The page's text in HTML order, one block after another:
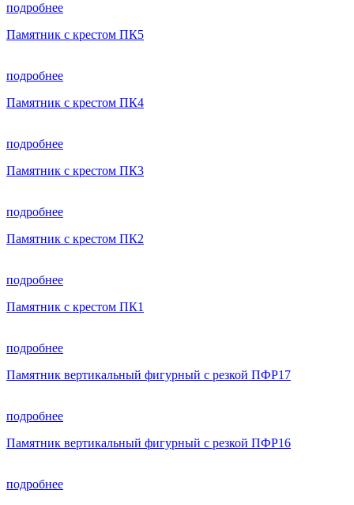
подробнее
Памятник с крестом ПК5
подробнее
Памятник с крестом ПК4
подробнее
Памятник с крестом ПК3
подробнее
Памятник с крестом ПК2
подробнее
Памятник с крестом ПК1
подробнее
Памятник вертикальный фигурный с резкой ПФР17
подробнее
Памятник вертикальный фигурный с резкой ПФР16
подробнее